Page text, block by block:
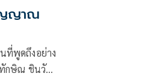
ญญาณ
ที่พูดถึงอย่าง
กษิณ ชินวัตร